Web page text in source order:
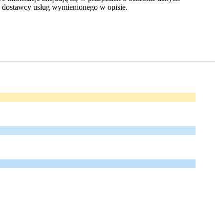
usług wymienionego w opisie.